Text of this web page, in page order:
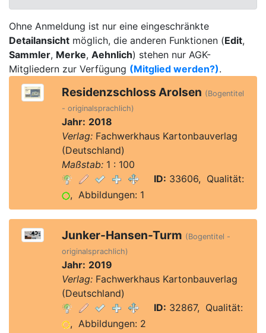
Ohne Anmeldung ist nur eine eingeschränkte
Detailansicht möglich, die anderen Funktionen (Edit,
Sammler, Merke, Aehnlich) stehen nur AGK-
Mitgliedern zur Verfügung (Mitglied werden?).
Residenzschloss Arolsen (Bogentitel
- originalsprachlich)
Jahr: 2018
Verlag:Fachwerkhaus Kartonbauverlag
(Deutschland)
Maßstab:1 : 100
ID: 33606, Qualität:
, Abbildungen: 1
Junker-Hansen-Turm (Bogentitel -
originalsprachlich)
Jahr: 2019
Verlag:Fachwerkhaus Kartonbauverlag
(Deutschland)
ID: 32867, Qualität:
, Abbildungen: 2